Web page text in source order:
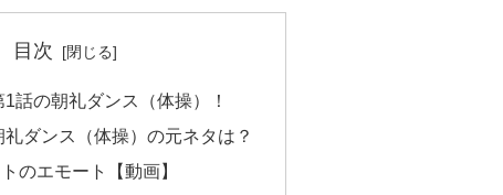
目次
1話の朝礼ダンス（体操）！
礼ダンス（体操）の元ネタは？
のエモート【動画】